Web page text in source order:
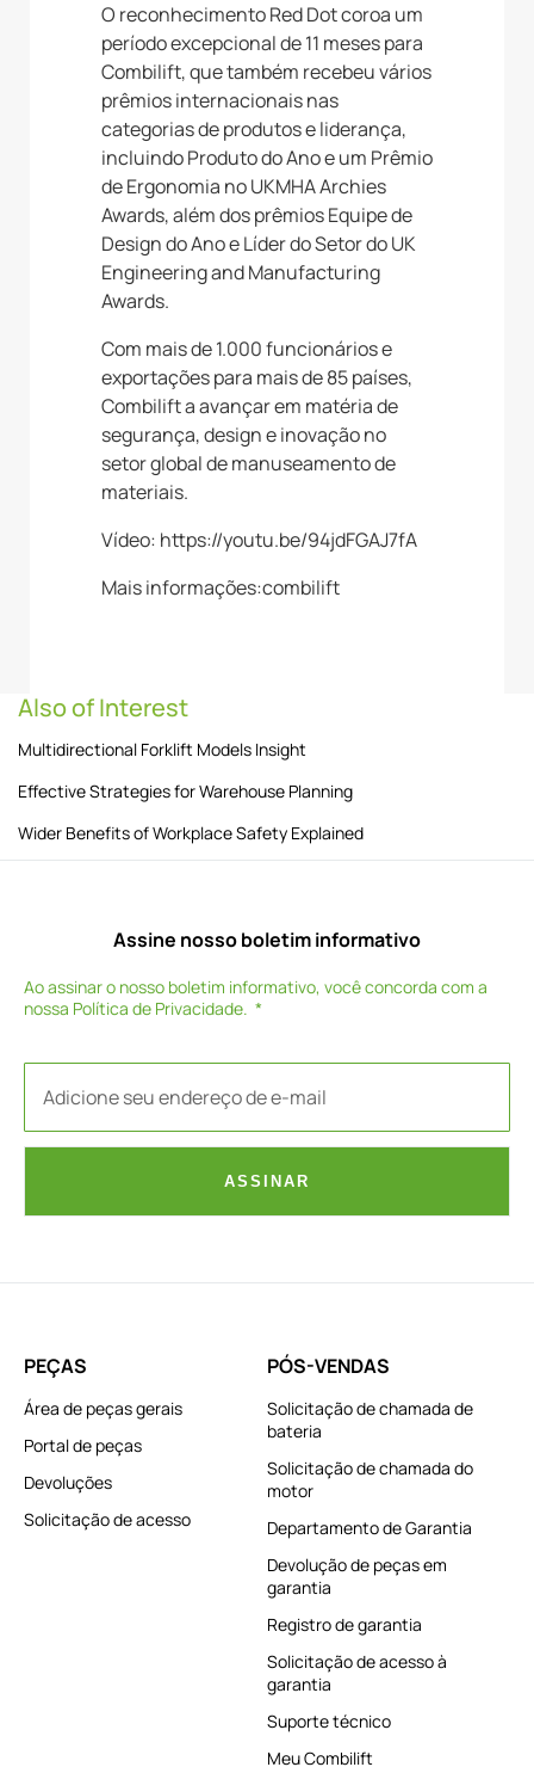
O reconhecimento Red Dot coroa um
período excepcional de 11 meses para
Combilift, que também recebeu vários
prêmios internacionais nas
categorias de produtos e liderança,
incluindo Produto do Ano e um Prêmio
de Ergonomia no UKMHA Archies
Awards, além dos prêmios Equipe de
Design do Ano e Líder do Setor do UK
Engineering and Manufacturing
Awards.
Com mais de 1.000 funcionários e
exportações para mais de 85 países,
Combilift a avançar em matéria de
segurança, design e inovação no
setor global de manuseamento de
materiais.
Vídeo: https://youtu.be/94jdFGAJ7fA
Mais informações:combilift
Also of Interest
Multidirectional Forklift Models Insight
Effective Strategies for Warehouse Planning
Wider Benefits of Workplace Safety Explained
Assine nosso boletim informativo
Ao assinar o nosso boletim informativo, você concorda com a
nossa Política de Privacidade.
ASSINAR
PEÇAS
Área de peças gerais
Portal de peças
Devoluções
Solicitação de acesso
PÓS-VENDAS
Solicitação de chamada de
bateria
Solicitação de chamada do
motor
Departamento de Garantia
Devolução de peças em
garantia
Registro de garantia
Solicitação de acesso à
garantia
Suporte técnico
Meu Combilift